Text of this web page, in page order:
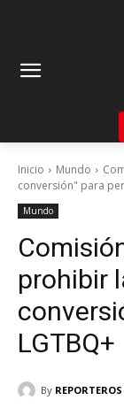
Inicio Mundo
conversión" para
Mundo
prohibir
LGTBQ+
By